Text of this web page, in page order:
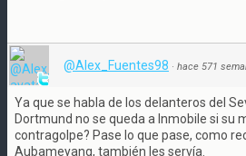
@Alex_Fuentes98 · hace 571
Ya que se habla de los delanteros del
Dortmund no se queda a Inmobile si su
contragolpe? Pase lo que pase, como
Aubameyang, también les servía.